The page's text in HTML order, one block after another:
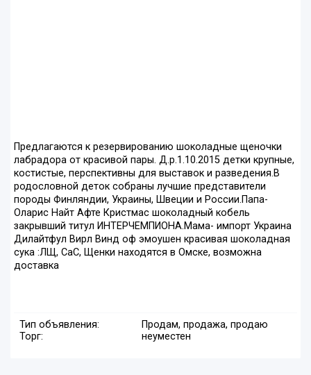
Предлагаются к резервированию шоколадные щеночки
лабрадора от красивой пары. Д.р.1.10.2015 детки крупные,
костистые, перспективны для выставок и разведения.В
родословной деток собраны лучшие представители
породы Финляндии, Украины, Швеции и России.Папа-
Оларис Найт Афте Кристмас шоколадный кобель
закрывший титул ИНТЕРЧЕМПИОНА.Мама- импорт Украина
Дилайтфул Вирл Винд оф эмоушен красивая шоколадная
сука :ЛЩ, СаС, Щенки находятся в Омске, возможна
доставка
Тип объявления:
Продам, продажа, продаю
Торг:
неуместен